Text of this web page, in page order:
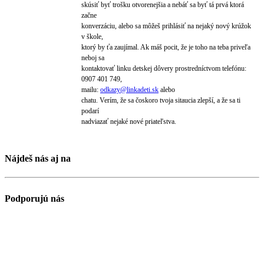
skúsiť byť trošku otvorenejšia a nebáť sa byť tá prvá ktorá
začne
konverzáciu, alebo sa môžeš prihlásiť na nejaký nový krúžok
v škole,
ktorý by ťa zaujímal. Ak máš pocit, že je toho na teba priveľa
neboj sa
kontaktovať linku detskej dôvery prostredníctvom telefónu:
0907 401 749,
mailu: odkazy@linkadeti.sk alebo
chatu. Verím, že sa čoskoro tvoja sitaucia zlepší, a že sa ti
podarí
nadviazať nejaké nové priateľstva.
Nájdeš nás aj na
Podporujú nás